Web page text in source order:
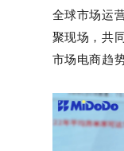
全球市场运
聚现场，共
市场电商趋势